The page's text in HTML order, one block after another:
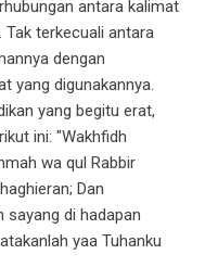
antara kalimat
Tak terkecuali antara
dengan
yang digunakannya.
yang begitu erat,
ini: "Wakhfidh
wa qul Rabbir
Dan
sayang di hadapan
yaa Tuhanku